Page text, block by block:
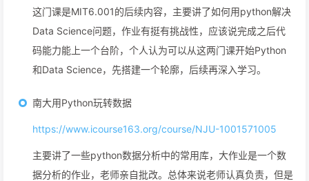
这门课是MIT6.001的后续内容，主要讲了如何用python解决
Data Science问题，作业有挺有挑战性，应该说完成之后代
码能力能上一个台阶，个人认为可以从这两门课开始Python
和Data Science，先搭建一个轮廓，后续再深入学习。
南大用Python玩转数据
https://www.icourse163.org/course/NJU-1001571005
主要讲了一些python数据分析中的常用库，大作业是一个数
据分析的作业，老师亲自批改。总体来说老师认真负责，但是